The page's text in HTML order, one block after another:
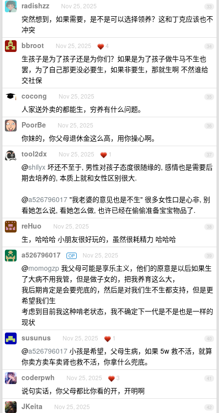
33
radishzz Nov 25, 2025
突然想到，如果需要，是不是可以选择领养？这和丁克应该也不
冲突
34
bbroot Nov 25, 2025 4
生孩子是为了孩子还是为你们？如果是为了孩子做牛马不生也
罢，为了自己那更没必要生，如果非要生，那就生啊 不然谁给
交社保
35
cocong Nov 25, 2025
人家送外卖的都能生，穷养有什么问题。
36
PoorBe Nov 25, 2025
你妹的，你父母退休金这么高，用你操心啊。
37
tool2dx Nov 25, 2025 1
@shilyx 坏还不至于, 男性对孩子态度很随缘的, 感情也是需要后
期去培养的, 本质上就和女性区别很大.
@a526796017 "我老婆的意见也是不生" 很多女性口是心非, 别
看她怎么说, 看她怎么做, 也许已经在偷偷准备宝宝物品了.
38
reHuo Nov 25, 2025
生，哈哈哈 小朋友很好玩的，虽然很耗精力 哈哈哈
39
a526796017 OP Nov 25, 2025
@momogzp 我父母可能是享乐主义，他们的原意是以后如果生
了大病不用我管，但是做子女的，把我养育这么大，
我后期肯定是会要兜底的，然后是对我们生不生都支持，但是更
希望我们生
考虑到目前我这种啃老状态，我不确定下一代是不是也是一样的
现状
40
susunus Nov 25, 2025 1
@a526796017 小孩是希望，父母生病，如果 5w 救不活，就算
你卖方卖车卖肾也救不活，你拿什么兜底。
41
coderpwh Nov 25, 2025 3
说句实话，你父母都比你看的开，开明啊
42
JKeita Nov 25, 2025